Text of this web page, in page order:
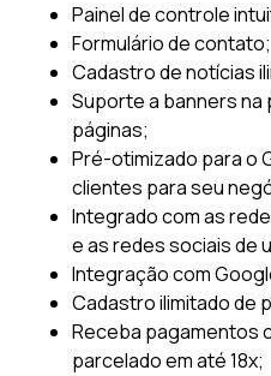
Painel de controle
Formulário de contato;
Cadastro de notícias
Suporte a banners na
páginas;
Pré-otimizado para o
clientes para seu
Integrado com as
e as redes sociais de
Integração com
Cadastro ilimitado de
Receba pagamentos
parcelado em até 18x;